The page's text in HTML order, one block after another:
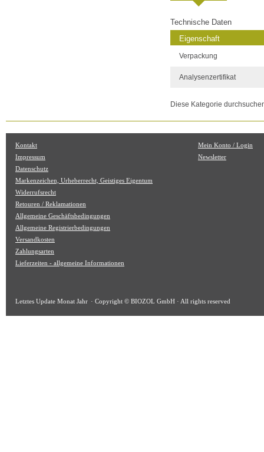
Technische Daten
Eigenschaft
Verpackung
Analysenzertifikat
Diese Kategorie
Kontakt
Impressum
Datenschutz
Markenzeichen, Urheberrecht, Geistiges Eigentum
Widerrufsrecht
Retouren / Reklamationen
Allgemeine Geschäftsbedingungen
Allgemeine Registrierbedingungen
Versandkosten
Zahlungsarten
Lieferzeiten - allgemeine Informationen
Mein Konto / Login
Newsletter
Letztes Update Monat Jahr · Copyright © BIOZOL GmbH · All rights reserved